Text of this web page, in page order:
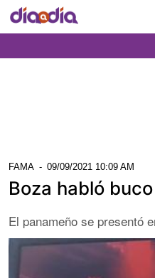
FAMA - 09/09/2021 10:09 AM
Boza habló
El panameño se presentó